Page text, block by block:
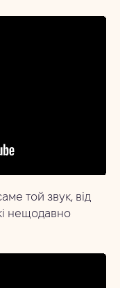
той звук, від
нещодавно